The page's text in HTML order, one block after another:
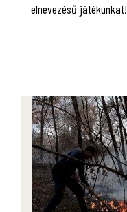
elnevezésű játékunkat!